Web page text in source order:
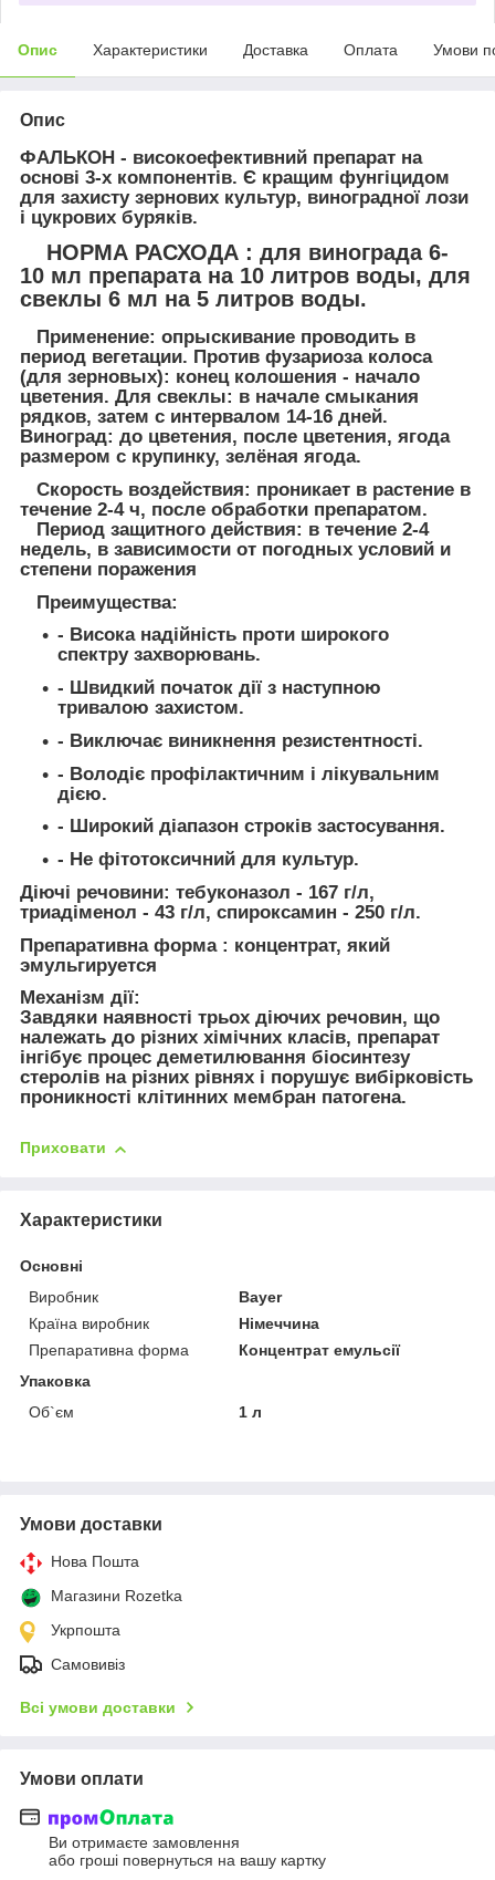
Опис Характеристики Доставка Оплата Умови
Опис
ФАЛЬКОН - високоефективний препарат на
основі 3-х компонентів. Є кращим фунгіцидом
для захисту зернових культур, виноградної лози
і цукрових буряків.
НОРМА РАСХОДА : для винограда 6-
10 мл препарата на 10 литров воды, для
свеклы 6 мл на 5 литров воды.
Применение: опрыскивание проводить в
период вегетации. Против фузариоза колоса
(для зерновых): конец колошения - начало
цветения. Для свеклы: в начале смыкания
рядков, затем с интервалом 14-16 дней.
Виноград: до цветения, после цветения, ягода
размером с крупинку, зелёная ягода.
Скорость воздействия: проникает в растение в
течение 2-4 ч, после обработки препаратом.
Период защитного действия: в течение 2-4
недель, в зависимости от погодных условий и
степени поражения
Преимущества:
- Висока надійність проти широкого
спектру захворювань.
- Швидкий початок дії з наступною
тривалою захистом.
- Виключає виникнення резистентності.
- Володіє профілактичним і лікувальним
дією.
- Широкий діапазон строків застосування.
- Не фітотоксичний для культур.
Діючі речовини: тебуконазол - 167 г/л,
триадіменол - 43 г/л, спироксамин - 250 г/л.
Препаративна форма : концентрат, який
эмульгируется
Механізм дії:
Завдяки наявності трьох діючих речовин, що
належать до різних хімічних класів, препарат
інгібує процес деметилювання біосинтезу
стеролів на різних рівнях і порушує вибірковість
проникності клітинних мембран патогена.
Приховати
Характеристики
Основні
Виробник
Bayer
Країна виробник
Німеччина
Препаративна форма
Концентрат емульсії
Упаковка
Об`єм
1 л
Умови доставки
Нова Пошта
Магазини Rozetka
Укрпошта
Самовивіз
Всі умови доставки
Умови оплати
Ви отримаєте замовлення
або гроші повернуться на вашу картку